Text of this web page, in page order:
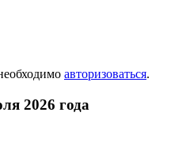
авторизоваться.
2026 года